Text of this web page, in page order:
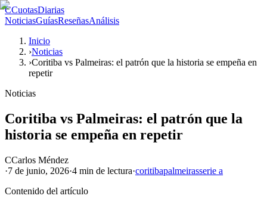
CCuotasDiarias
NoticiasGuíasReseñasAnálisis
Inicio
›Noticias
›Coritiba vs Palmeiras: el patrón que la historia se empeña en
repetir
Noticias
Coritiba vs Palmeiras: el patrón que la
historia se empeña en repetir
CCarlos Méndez
·7 de junio, 2026·4 min de lectura·coritibapalmeirasserie a
Contenido del artículo